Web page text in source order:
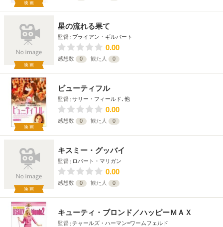
映画
映画
星の流れる果て
監督 ブライアン・ギルバート
0.00
感想数 0 観た人 0
映画
ビューティフル
監督 サリー・フィールド､他
0.00
感想数 0 観た人 0
映画
キスミー・グッバイ
監督 ロバート・マリガン
0.00
感想数 0 観た人 0
キューティ・ブロンド／ハッピーＭＡＸ
監督 チャールズ・ハーマン=ワームフェルド